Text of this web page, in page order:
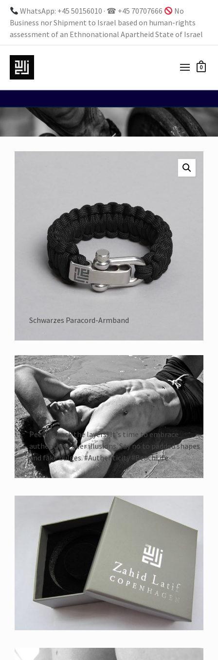
WhatsApp: +45 50156010 · ☎ +45 70707666
No
Business nor Shipment to Israel based on human-rights
assessment of an Ethnonational Apartheid State of Israel
0
Schwarzes Paracord-Armband
Peeling back the layers! It's time to embrace
authenticity over illusions. Say no to padded shapes
and fake bulges. #Authenticity #BeachLife